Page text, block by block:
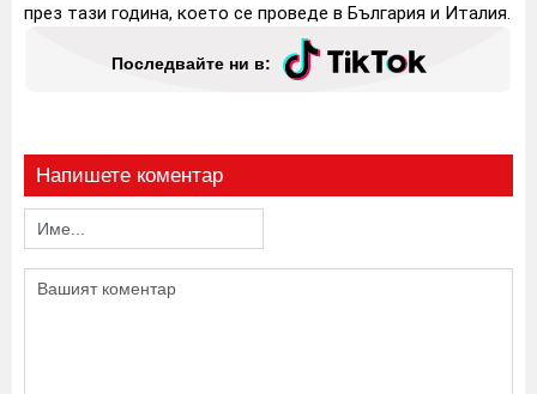
през тази година, което се проведе в България и Италия.
Последвайте ни в:
Напишете коментар